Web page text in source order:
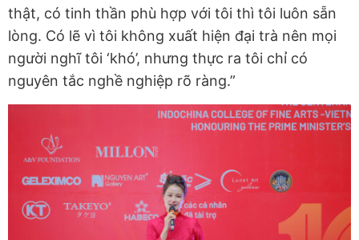
thật, có tinh thần phù hợp với tôi thì tôi luôn sẵn
lòng. Có lẽ vì tôi không xuất hiện đại trà nên mọi
người nghĩ tôi ‘khó’, nhưng thực ra tôi chỉ có
nguyên tắc nghề nghiệp rõ ràng.”